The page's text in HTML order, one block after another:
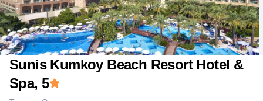
Sunis Kumkoy Beach Resort Hotel &
Spa, 5